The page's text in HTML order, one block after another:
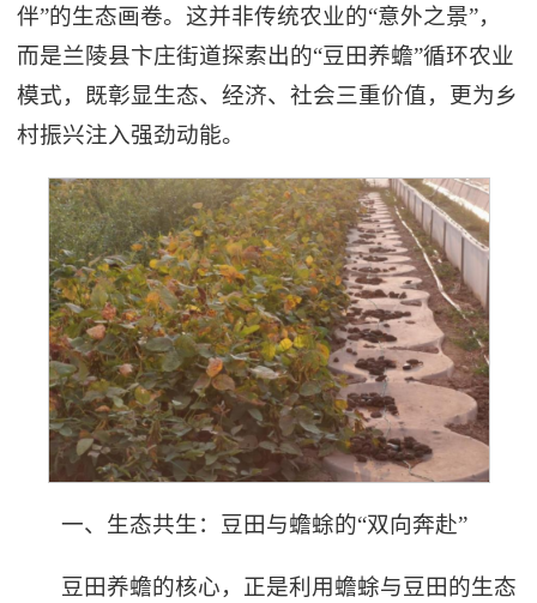
伴”的生态画卷。这并非传统农业的“意外之景”，
而是兰陵县卞庄街道探索出的“豆田养蟾”循环农业
模式，既彰显生态、经济、社会三重价值，更为乡
村振兴注入强劲动能。
一、生态共生：豆田与蟾蜍的“双向奔赴”
豆田养蟾的核心，正是利用蟾蜍与豆田的生态